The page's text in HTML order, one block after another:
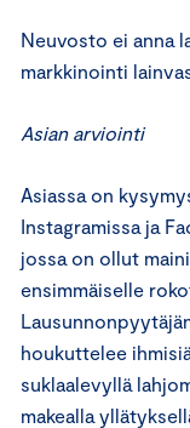
Neuvosto ei anna
markkinointi
Asian arviointi
Asiassa on
Instagramissa ja
jossa on ollut
ensimmäiselle
houkuttelee
suklaalevyllä
makealla